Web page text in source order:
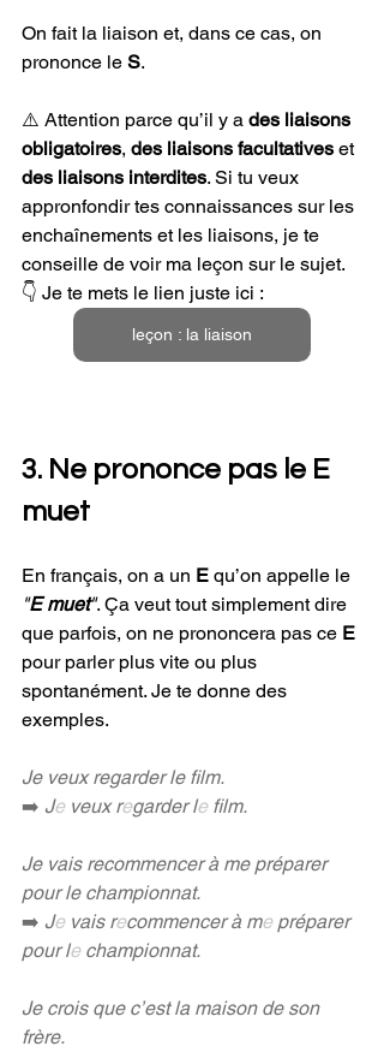
On fait la liaison et, dans ce cas, on
prononce le S.
⚠️ Attention parce qu’il y a des liaisons
obligatoires, des liaisons facultatives et
des liaisons interdites. Si tu veux
appronfondir tes connaissances sur les
enchaînements et les liaisons, je te
conseille de voir ma leçon sur le sujet.
👇 Je te mets le lien juste ici :
leçon : la liaison
3. Ne prononce pas le E
muet
En français, on a un E qu’on appelle le
"E muet". Ça veut tout simplement dire
que parfois, on ne prononcera pas ce E
pour parler plus vite ou plus
spontanément. Je te donne des
exemples.
Je veux regarder le film.
➡️ Je veux regarder le film.
Je vais recommencer à me préparer
pour le championnat.
➡️ Je vais recommencer à me préparer
pour le championnat.
Je crois que c’est la maison de son
frère.